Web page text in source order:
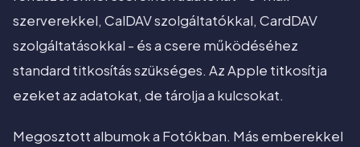
szerverekkel, CalDAV szolgáltatókkal, CardDAV
szolgáltatásokkal - és a csere működéséhez
standard titkosítás szükséges. Az Apple titkosítja
ezeket az adatokat, de tárolja a kulcsokat.
Megosztott albumok a Fotókban. Más emberekkel